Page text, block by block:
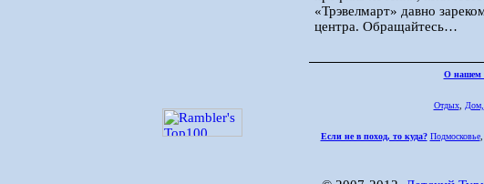
«Трэвелмарт» давно
центра. Обращайтесь…
О нашем
Отдых, Дом,
Если не в поход, то куда? Подмосковье,